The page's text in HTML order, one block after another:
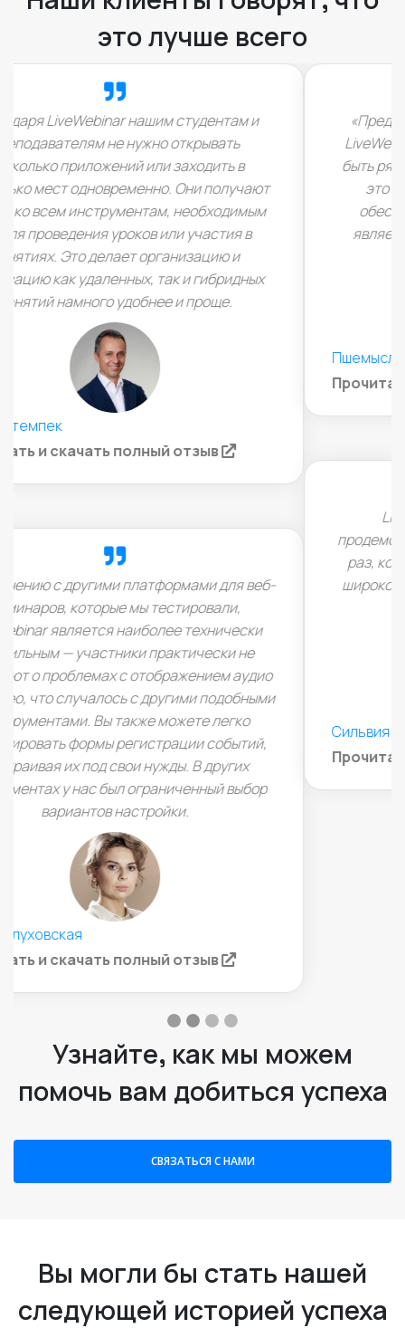
«Предложение, подготовленное командой
LiveWebinar, поможет нам, преподавателям,
быть рядом со студентами и поддержать их в
это особенно сложное время. Все это
обеспечено на самом высоком уровне и
является хорошим и разумным выбором».
Пшемыслав Старонь
Прочитать и скачать полный отзыв
LiveWebinar дает простой способ
продемонстрировать нашу программу каждый
широкой аудитории, что экономит нам много
Сильвия Гембура, Insly
Прочитать и скачать полный отзыв
Узнайте, как мы можем
помочь вам добиться успеха
СВЯЗАТЬСЯ С НАМИ
Вы могли бы стать нашей
следующей историей успеха
клиента!
Прочитайте тематические исследования и
истории успеха наших клиентов здесь.